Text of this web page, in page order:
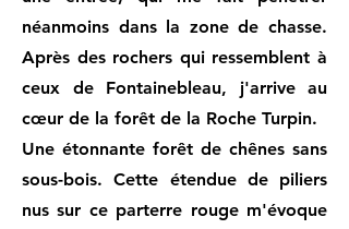
néanmoins dans la zone de chasse.
Après des rochers qui ressemblent à
ceux de Fontainebleau, j'arrive au
cœur de la forêt de la Roche Turpin.
Une étonnante forêt de chênes sans
sous-bois. Cette étendue de piliers
nus sur ce parterre rouge m'évoque